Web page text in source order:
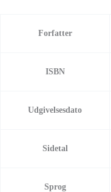
Forfatter
ISBN
Udgivelsesdato
Sidetal
Sprog